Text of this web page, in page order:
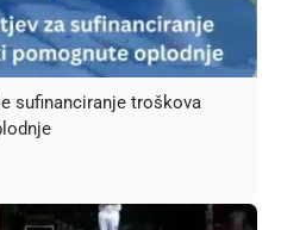
sufinanciranje troškova